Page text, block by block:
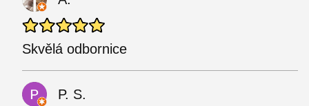
Skvělá odbornice
P. S.